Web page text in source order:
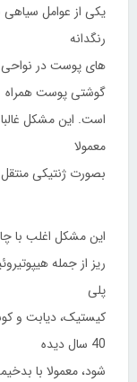
یکی از عوامل سیاهی
رنگدانه
های پوست در نواحی
گوشتی پوست همراه
معمولا
بصورت ژنتیکی
این مشکل اغلب با
ریز از جمله
پلی
کیستیک، دیابت و
40 سال دیده
شود، معمولا با